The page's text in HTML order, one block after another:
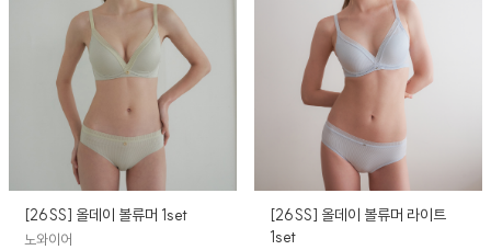
[26SS] 올데이 볼류머 1set
노와이어
[26SS] 올데이 볼류머 라이트
1set